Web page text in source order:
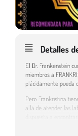
Detalles
El Dr. Frankenstein
miembros a
plácidamente pueda
Pero Frankristina
allá de atender las